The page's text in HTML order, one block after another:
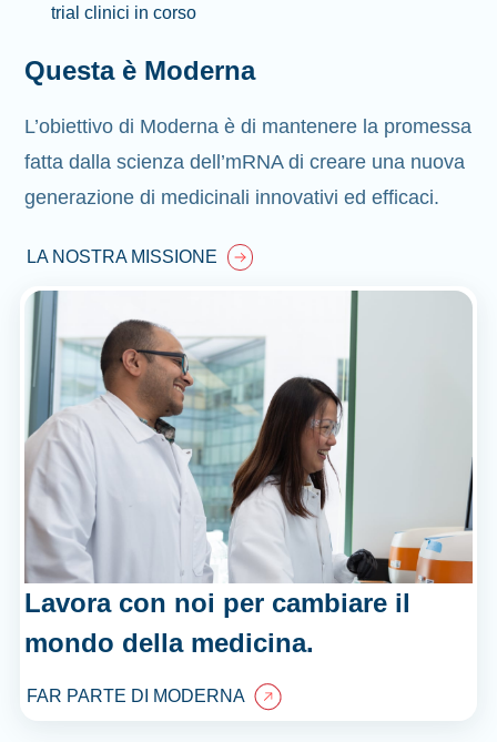
trial clinici in corso
Questa è Moderna
L’obiettivo di Moderna è di mantenere la promessa
fatta dalla scienza dell’mRNA di creare una nuova
generazione di medicinali innovativi ed efficaci.
LA NOSTRA MISSIONE
Lavora con noi per cambiare il
mondo della medicina.
FAR PARTE DI MODERNA